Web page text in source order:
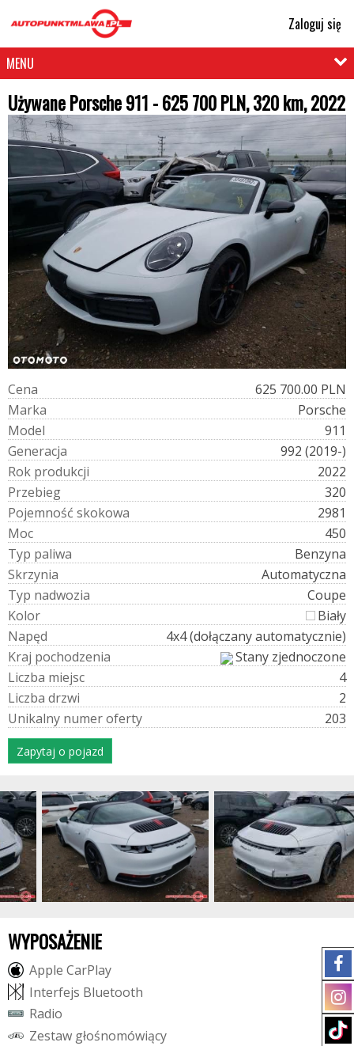
Zaloguj się
MENU
Używane Porsche 911 - 625 700 PLN, 320 km, 2022
Cena
625 700.00 PLN
Marka
Porsche
Model
911
Generacja
992 (2019-)
Rok produkcji
2022
Przebieg
320
Pojemność skokowa
2981
Moc
450
Typ paliwa
Benzyna
Skrzynia
Automatyczna
Typ nadwozia
Coupe
Kolor
Biały
Napęd
4x4 (dołączany automatycznie)
Kraj pochodzenia
Stany zjednoczone
Liczba miejsc
4
Liczba drzwi
2
Unikalny numeroferty 203
Zapytaj o pojazd
WYPOSAŻENIE
Apple CarPlay
Interfejs Bluetooth
Radio
Zestaw głośnomówiący